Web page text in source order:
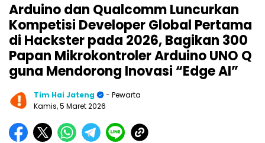
Arduino dan Qualcomm Luncurkan
Kompetisi Developer Global Pertama
di Hackster pada 2026, Bagikan 300
Papan Mikrokontroler Arduino UNO Q
guna Mendorong Inovasi “Edge AI”
Tim Hai Jateng
- Pewarta
Kamis, 5 Maret 2026